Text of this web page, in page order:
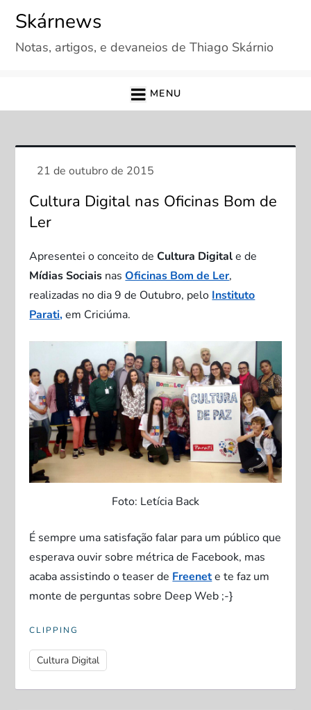
content
Skárnews
Notas, artigos, e devaneios de Thiago Skárnio
MENU
Cultura Digital nas Oficinas Bom de
Ler
Apresentei o conceito deCultura Digitale de
Mídias Sociais nasOficinas Bom de Ler,
realizadas no dia 9 de Outubro, pelo Instituto
Parati,em Criciúma.
Foto: Letícia Back
É sempre uma satisfação falar para um público que
esperava ouvir sobre métrica de Facebook, mas
acaba assistindo o teaser de Freenete te faz um
monte de perguntas sobre Deep Web ;-}
CLIPPING
Cultura Digital